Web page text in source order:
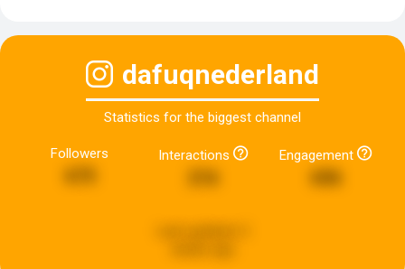
dafuqnederland
Statistics for the biggest channel
Followers Interactions Engagement
696